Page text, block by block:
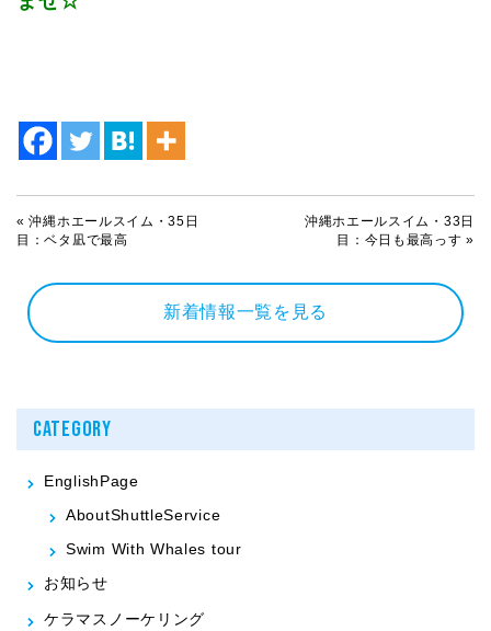
«沖縄ホエールスイム・35日
目：ベタ凪で最高
沖縄ホエールスイム・33日
目：今日も最高っす »
新着情報一覧を見る
CATEGORY
EnglishPage
AboutShuttleService
Swim With Whales tour
お知らせ
ケラマスノーケリング